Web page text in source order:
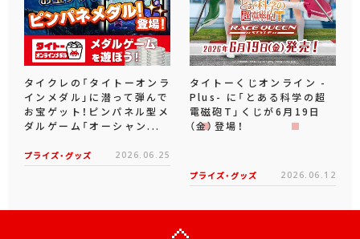
タイクレの「タイトーオンラ
インメダル」に潜って弾んで
お宝ゲット！ピンパネル型メ
ダルゲーム「オーシャン...
プライズ・グッズ 2026.06.25
タイトーくじオンライン -
Plus- に「とある科学の超
電磁砲T」くじが6月19日
（金）登場！
プライズ・グッズ 2026.06.12